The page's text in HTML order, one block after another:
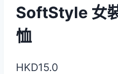
SoftStyle 女
恤
HKD15.0